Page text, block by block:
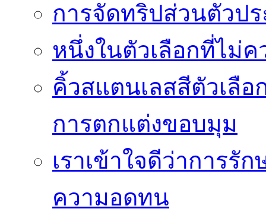
การจัดทริปส่วนตัวป
หนึ่งในตัวเลือกที่ไม่ค
คิ้วสแตนเลสสีตัวเลื
การตกแต่งขอบมุม
เราเข้าใจดีว่าการรั
ความอดทน